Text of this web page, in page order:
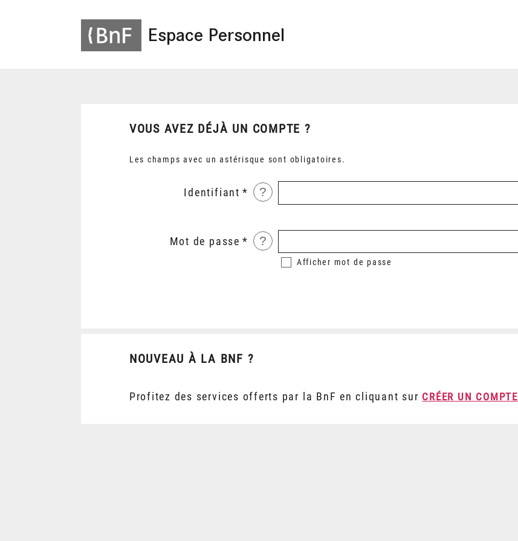
Espace Personnel
VOUS AVEZ DÉJÀ UN COMPTE ?
Les champs avec un astérisque sont obligatoires.
Identifiant ?
Mot de passe ?
Afficher mot de passe
NOUVEAU À LA BNF ?
Profitez des services offerts par la BnF en cliquant sur CRÉER UN COMPTE